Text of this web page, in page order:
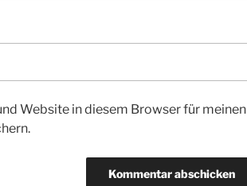
Website in diesem Browser für meinen